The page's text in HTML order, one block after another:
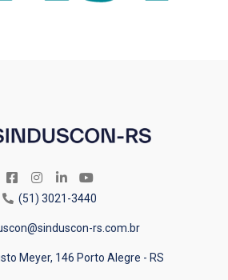
(51) 3021-3440
rs.com.br
Meyer, 146 Porto Alegre - RS